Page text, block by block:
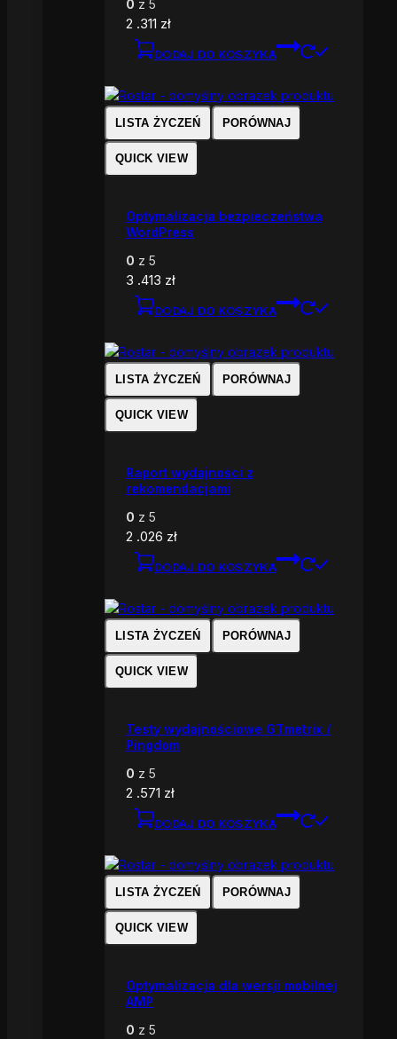
0 z 5
2 .311 zł
DODAJ DO KOSZYKA
LISTA ŻYCZEŃ PORÓWNAJ
QUICK VIEW
Optymalizacja bezpieczeństwa
WordPress
0 z 5
3 .413 zł
DODAJ DO KOSZYKA
LISTA ŻYCZEŃ PORÓWNAJ
QUICK VIEW
Raport wydajności z
rekomendacjami
0 z 5
2 .026 zł
DODAJ DO KOSZYKA
LISTA ŻYCZEŃ PORÓWNAJ
QUICK VIEW
Testy wydajnościowe GTmetrix /
Pingdom
0 z 5
2 .571 zł
DODAJ DO KOSZYKA
LISTA ŻYCZEŃ PORÓWNAJ
QUICK VIEW
Optymalizacja dla wersji mobilnej
AMP
0 z 5